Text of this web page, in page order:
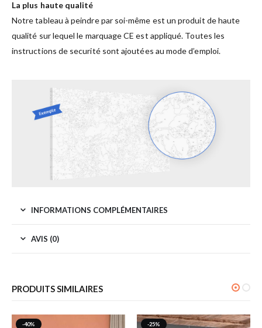
La plus haute qualité
Notre tableau à peindre par soi-même est un produit de haute
qualité sur lequel le marquage CE est appliqué. Toutes les
instructions de securité sont ajoutées au mode d’emploi.
INFORMATIONS COMPLÉMENTAIRES
AVIS (0)
PRODUITS SIMILAIRES
-40% -25%